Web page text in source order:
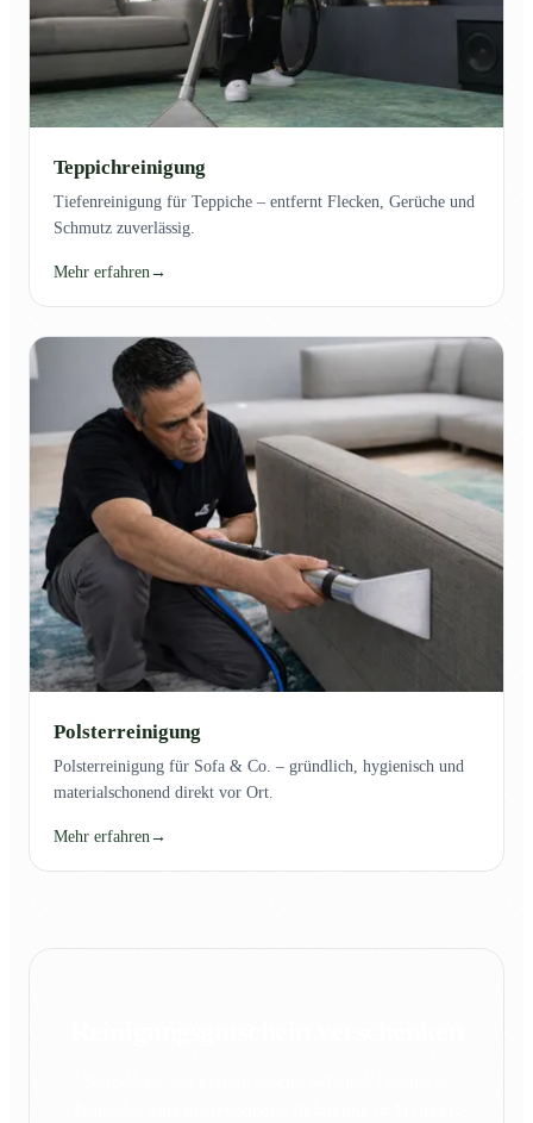
Teppichreinigung
Tiefenreinigung für Teppiche – entfernt Flecken, Gerüche und
Schmutz zuverlässig.
Mehr erfahren →
Polsterreinigung
Polsterreinigung für Sofa & Co. – gründlich, hygienisch und
materialschonend direkt vor Ort.
Mehr erfahren→